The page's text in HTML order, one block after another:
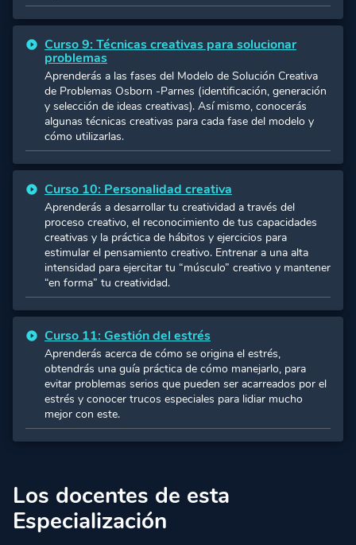
Curso 9: Técnicas creativas para solucionar
problemas
Aprenderás a las fases del Modelo de Solución Creativa
de Problemas Osborn -Parnes (identificación, generación
y selección de ideas creativas). Así mismo, conocerás
algunas técnicas creativas para cada fase del modelo y
cómo utilizarlas.
Curso 10: Personalidad creativa
Aprenderás a desarrollar tu creatividad a través del
proceso creativo, el reconocimiento de tus capacidades
creativas y la práctica de hábitos y ejercicios para
estimular el pensamiento creativo. Entrenar a una alta
intensidad para ejercitar tu “músculo” creativo y mantener
“en forma” tu creatividad.
Curso 11: Gestión del estrés
Aprenderás acerca de cómo se origina el estrés,
obtendrás una guía práctica de cómo manejarlo, para
evitar problemas serios que pueden ser acarreados por el
estrés y conocer trucos especiales para lidiar mucho
mejor con este.
Los docentes de esta
Especialización